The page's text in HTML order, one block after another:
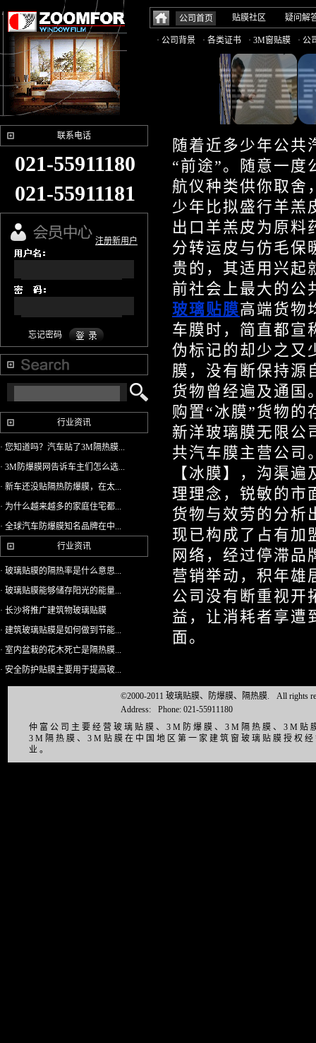
公司首页 贴膜社区 疑问解
· 公司背景 · 各类证书 · 3M窗贴膜 · 公
联系电话
021-55911180
021-55911181
注册新用户
忘记密码
行业资讯
· 您知道吗？汽车贴了3M隔热膜...
· 3M防爆膜网告诉车主们怎么选...
· 新车还没贴隔热防爆膜，在太...
· 为什么越来越多的家庭住宅都...
· 全球汽车防爆膜知名品牌在中...
行业资讯
· 玻璃贴膜的隔热率是什么意思...
· 玻璃贴膜能够储存阳光的能量...
· 长沙将推广建筑物玻璃贴膜
· 建筑玻璃贴膜是如何做到节能...
· 室内盆栽的花木死亡是隔热膜...
· 安全防护贴膜主要用于提高玻...
随着近多少年公共
“前途”。随意一度
航仪种类供你取舍
少年比拟盛行羊羔
出口羊羔皮为原料
分转运皮与仿毛保
贵的，其适用兴
前社会上最大的公
玻璃贴膜高端货物
车膜时，简直都宣
伪标记的却少之
膜，没有断保持源
货物曾经遍及通国
购置“冰膜”货物
新洋玻璃膜无限公
共汽车膜主营公司
【冰膜】，沟渠
理理念，锐敏的市
货物与效劳的分
现已构成了占有加
网络，经过停滞品
营销举动，积年
公司没有断重视开
益，让消耗者享遭
面。
©2000-2011 玻璃贴膜、防爆膜、隔热膜.
All rights
Address:
Phone: 021-55911180
仲富公司主要经营玻璃贴膜、3M防爆膜、3M隔热膜、3M
3M隔热膜、3M贴膜在中国地区第一家建筑窗玻璃贴膜授权
业。